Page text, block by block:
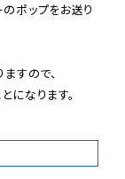
ポップをお送り
すので、
になります。